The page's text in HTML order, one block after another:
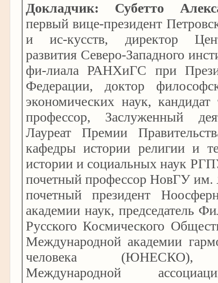
Докладчик: Субетто
первый вице-президент
и ис-кусств, директор
развития Северо-Западного
фи-лиала РАНХиГС при
Федерации, доктор
экономических наук, кандидат
профессор, Заслуженный
Лауреат Премии
кафедры истории религии и
истории и социальных наук
почетный профессор НовГУ им.
почетный президент
академии наук, председатель
Русского Космического
Международной академии
человека (ЮНЕСКО),
Международной